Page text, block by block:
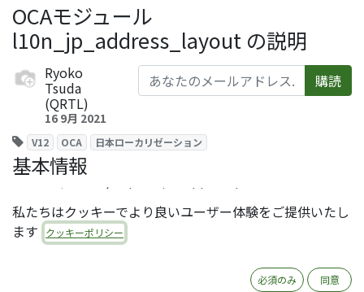
OCAモジュール
l10n_jp_address_layout の説明
Ryoko
Tsuda
(QRTL)
16 9月 2021
購読
V12 OCA 日本ローカリゼーション
基本情報
モジュール名： l10n_jp_address_layout
ライセンス：LGPL-3
オーサー：Quartile Limited
https://github.com/OCA/l10n-japan
私たちはクッキーでより良いユーザー体験をご提供いたし
ます
クッキーポリシー
必須のみ 同意